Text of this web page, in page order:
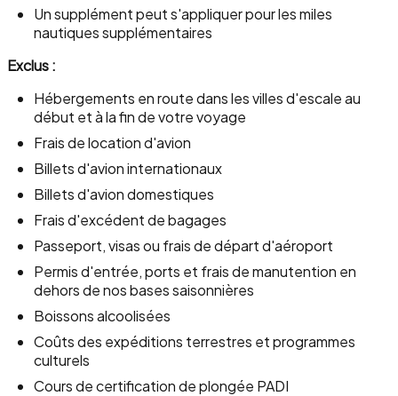
Un supplément peut s'appliquer pour les miles
nautiques supplémentaires
Exclus :
Hébergements en route dans les villes d'escale au
début et à la fin de votre voyage
Frais de location d'avion
Billets d'avion internationaux
Billets d'avion domestiques
Frais d'excédent de bagages
Passeport, visas ou frais de départ d'aéroport
Permis d'entrée, ports et frais de manutention en
dehors de nos bases saisonnières
Boissons alcoolisées
Coûts des expéditions terrestres et programmes
culturels
Cours de certification de plongée PADI